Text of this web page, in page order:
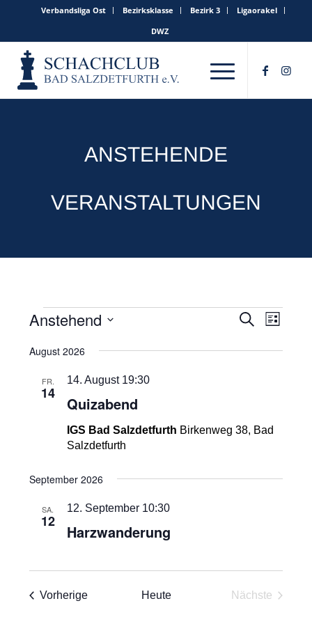
Verbandsliga Ost Bezirksklasse Bezirk 3
Ligaorakel
DWZ
ANSTEHENDE
VERANSTALTUNGEN
Veranstaltungen
und
SucheListe
Anstehend
wählen.
August 2026
FR.
14
Quizabend
14. August 19:30
IGS Bad Salzdetfurth Birkenweg 38, Bad
Salzdetfurth
September 2026
SA.
12
Harzwanderung
12. September 10:30
VorherigeVeranstaltungen
Heute
Nächste